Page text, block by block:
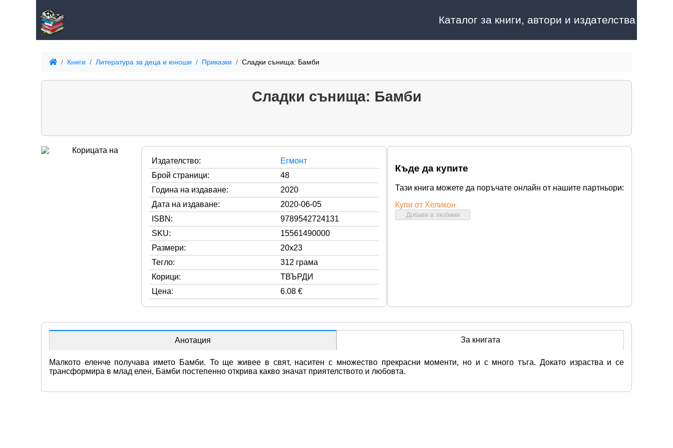
Каталог за книги, автори и издателства
Книги Литература за деца и юноши Приказки Сладки сънища: Бамби
Сладки сънища: Бамби
Издателство:
Егмонт
Брой страници:
48
Година на издаване:
2020
Дата на издаване:
2020-06-05
ISBN:
9789542724131
SKU:
15561490000
Размери:
20x23
Тегло:
312 грама
Корици:
ТВЪРДИ
Цена:
6.08 €
Къде да купите
Тази книга можете да поръчате онлайн от нашите партньори:
Купи от Хеликон
Добави в любими
Анотация За книгата
Малкото еленче получава името Бамби. То ще живее в свят, наситен с множество прекрасни моменти, но и с много тъга. Докато израства и се
трансформира в млад елен, Бамби постепенно открива какво значат приятелството и любовта.